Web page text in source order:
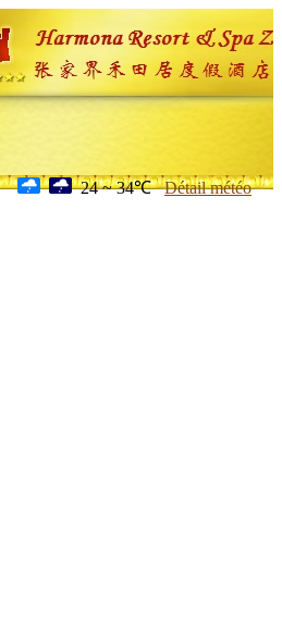
24 ~ 34℃ Détail météo